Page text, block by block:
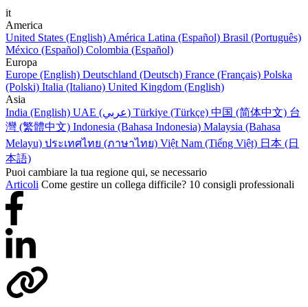
it
America
United States (English) América Latina (Español) Brasil (Português)
México (Español) Colombia (Español)
Europa
Europe (English) Deutschland (Deutsch) France (Français) Polska
(Polski) Italia (Italiano) United Kingdom (English)
Asia
India (English)
UAE (عربي) Türkiye (Türkçe) 中国 (简体中文) 台
灣 (繁體中文) Indonesia (Bahasa Indonesia) Malaysia (Bahasa
Melayu) ประเทศไทย (ภาษาไทย) Việt Nam (Tiếng Việt) 日本 (日
本語)
Puoi cambiare la tua regione qui, se necessario
Articoli Come gestire un collega difficile? 10 consigli professionali